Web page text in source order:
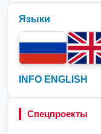
Языки
INFO ENGLISH
Спецпроекты